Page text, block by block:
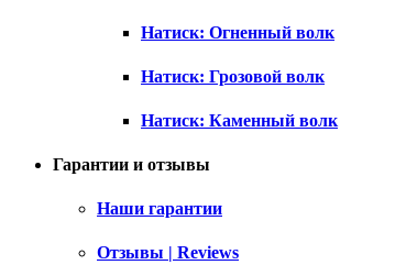
Натиск: Огненный волк
Натиск: Грозовой волк
Натиск: Каменный волк
Гарантии и отзывы
Наши гарантии
Отзывы | Reviews